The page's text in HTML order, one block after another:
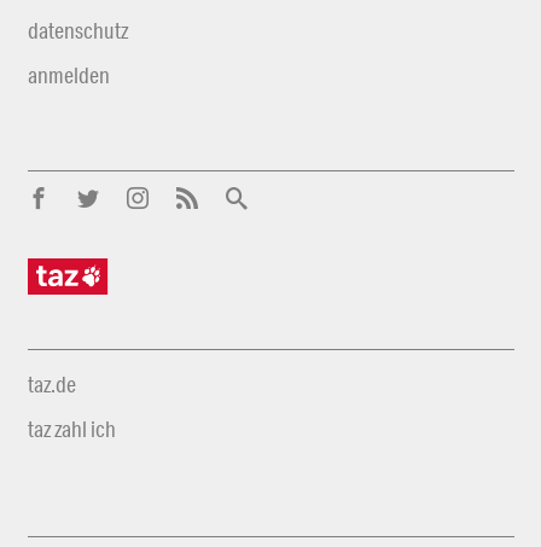
datenschutz
anmelden
taz.de
taz zahl ich